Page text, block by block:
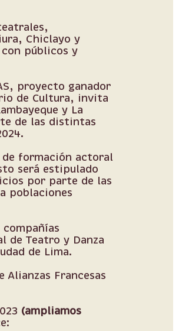
Chiclayo y
públicos y
proyecto ganador
de Cultura, invita
y La
de las distintas
de formación actoral
será estipulado
por parte de las
poblaciones
de Teatro y Danza
de Lima.
Francesas
(ampliamos